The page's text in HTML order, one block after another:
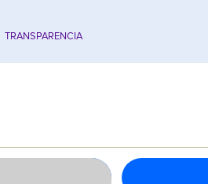
TRANSPARENCIA